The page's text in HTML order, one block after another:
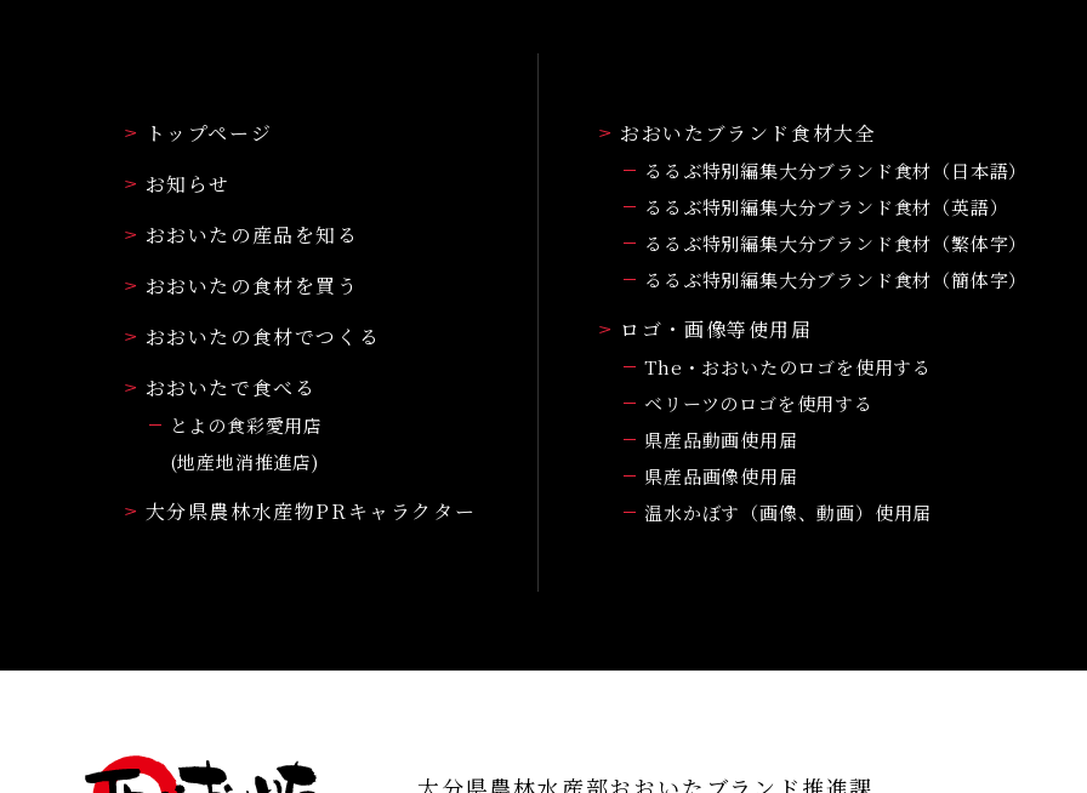
トップページ
お知らせ
おおいたの産品を知る
おおいたの食材を買う
おおいたの食材でつくる
おおいたで食べる
とよの食彩愛用店
(地産地消推進店)
大分県農林水産物PRキャラクター
おおいたブランド食材大全
るるぶ特別編集大分ブランド食材（日本語）
るるぶ特別編集大分ブランド食材（英語）
るるぶ特別編集大分ブランド食材（繁体字）
るるぶ特別編集大分ブランド食材（簡体字）
ロゴ・画像等使用届
The・おおいたのロゴを使用する
ベリーツのロゴを使用する
県産品動画使用届
県産品画像使用届
温水かぼす（画像、動画）使用届